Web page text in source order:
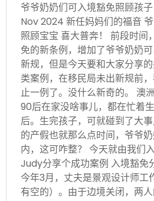
爷爷奶奶们可入境豁免照顾孩
Nov 2024 新任妈妈们的福音
照顾宝宝 喜大普奔！ 前段时间
免的新条例，增加了爷爷奶奶
新规，但是今天要和大家分享
类案例，在移民局未出新规前
止一例了。没什么新奇的。 澳
90后在家没啥事儿，都在忙着
后。生完孩子，可就碰到了大
的产假也就那么点时间，爷爷
内，这可咋整？ 今天就由我们
Judy分享个成功案例 入境豁免
今年3月，丈夫是景观设计师工
有空的）。由于边境关闭，两人